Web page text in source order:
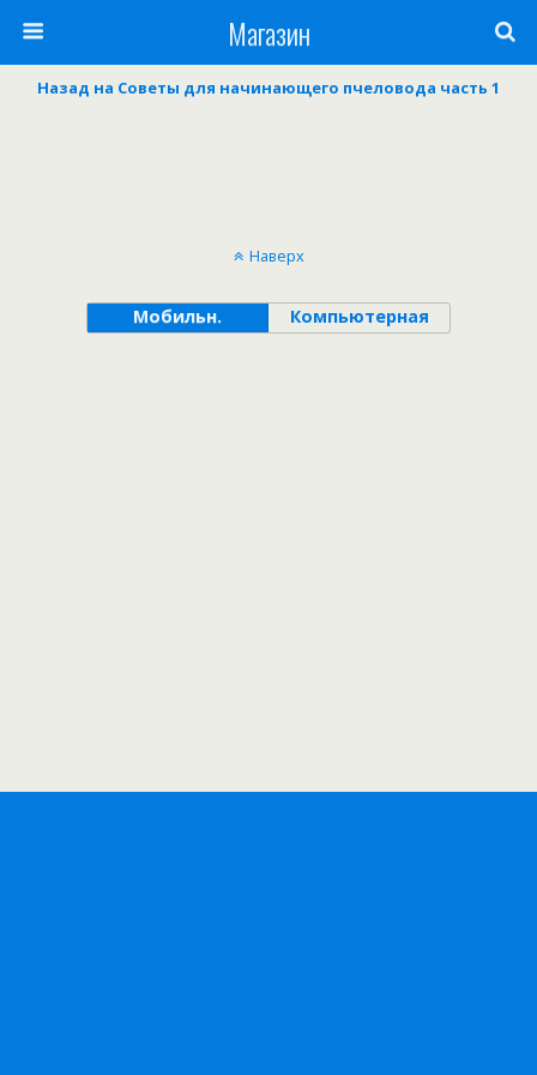
Магазин
Назад на Советы для начинающего пчеловода часть 1
Наверх
Мобильн. Компьютерная